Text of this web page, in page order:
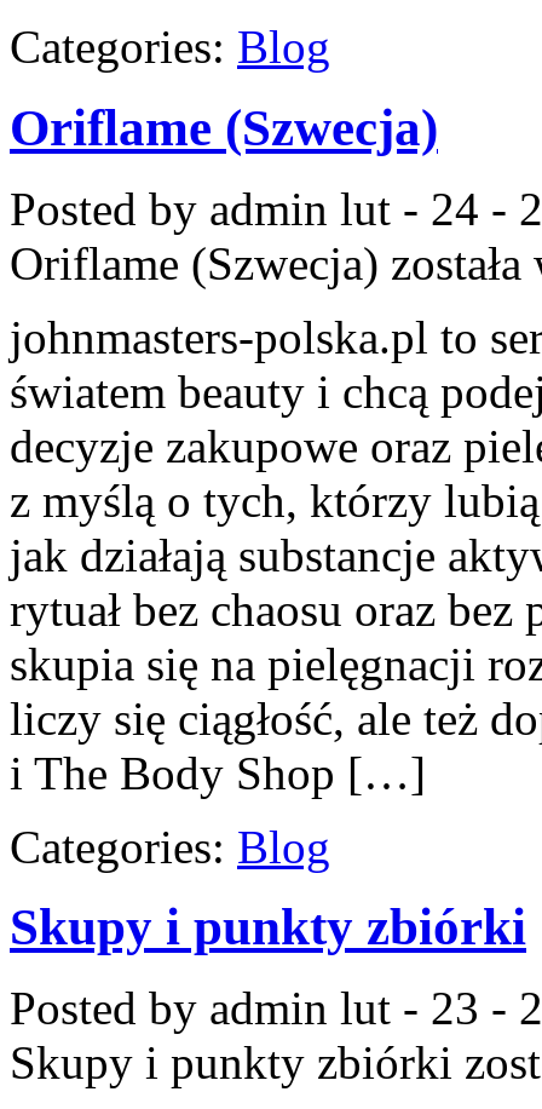
Categories: Blog
Oriflame (Szwecja)
Posted by admin lut - 24 -
Oriflame (Szwecja) została
johnmasters-polska.pl to
światem beauty i chcą
decyzje zakupowe oraz
z myślą o tych, którzy
jak działają substancje
rytuał bez chaosu oraz
skupia się na pielęgnacji
liczy się ciągłość, ale też
i The Body Shop […]
Categories: Blog
Skupy i punkty zbiórki
Posted by admin lut - 23 -
Skupy i punkty zbiórki